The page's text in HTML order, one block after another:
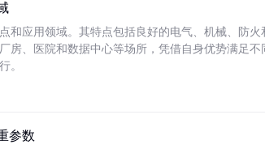
和应用领域。其特点包括良好的电气、机械、防火
房、医院和数据中心等场所，凭借自身优势满足不
。
参数